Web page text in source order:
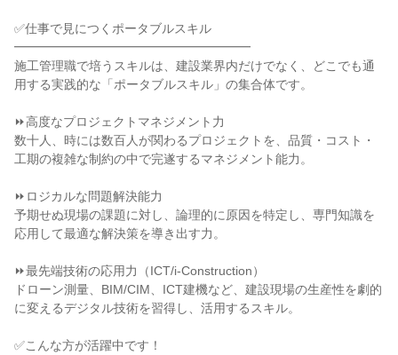
✅仕事で見につくポータブルスキル
━━━━━━━━━━━━━━━━━━━
施工管理職で培うスキルは、建設業界内だけでなく、どこでも通
用する実践的な「ポータブルスキル」の集合体です。
⏩高度なプロジェクトマネジメント力
数十人、時には数百人が関わるプロジェクトを、品質・コスト・
工期の複雑な制約の中で完遂するマネジメント能力。
⏩ロジカルな問題解決能力
予期せぬ現場の課題に対し、論理的に原因を特定し、専門知識を
応用して最適な解決策を導き出す力。
⏩最先端技術の応用力（ICT/i-Construction）
ドローン測量、BIM/CIM、ICT建機など、建設現場の生産性を劇的
に変えるデジタル技術を習得し、活用するスキル。
✅こんな方が活躍中です！